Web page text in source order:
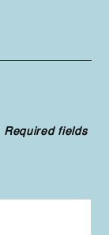
Required fields